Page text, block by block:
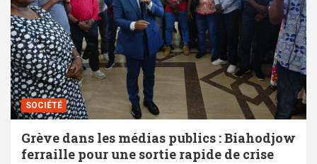
SOCIÉTÉ
Grève dans les médias publics : Biahodjow
ferraille pour une sortie rapide de crise